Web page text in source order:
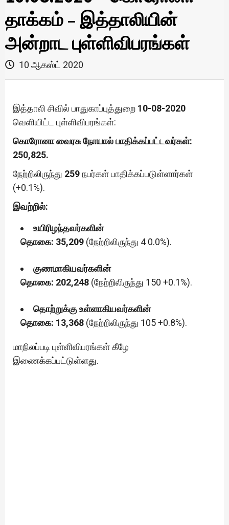
தாக்கம் – இத்தாலியின்
அன்றாட புள்ளிவிபரங்கள்
10 ஆகஸ்ட் 2020
இத்தாலி சிவில் பாதுகாப்புத்துறை 10-08-2020
வெளியிட்ட புள்ளிவிபரங்கள்:
கொரோனா வைரசு நோயால் பாதிக்கப்பட்டவர்கள்:
250,825.
நேற்றிலிருந்து 259நபர்கள் பாதிக்கப்படுள்ளார்கள்
(+0.1%).
இவற்றில்:
உயிரிழந்தவர்களின்
தொகை: 35,209 (நேற்றிலிருந்து 4 0.0%).
குணமாகியவர்களின்
தொகை: 202,248 (நேற்றிலிருந்து 150 +0.1%).
தொற்றுக்கு உள்ளாகியவர்களின்
தொகை: 13,368 (நேற்றிலிருந்து 105 +0.8%).
மாநிலப்படி புள்ளிவிபரங்கள் கீழே
இணைக்கப்பட்டுள்ளது.